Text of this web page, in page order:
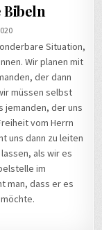
Bibeln
Situation,
Wir planen mit
der dann
müssen selbst
jemanden, der uns
vom Herrn
uns dann zu leiten
als wir es
im
man, dass er es